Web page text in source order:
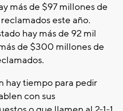
más de $97 millones de
este año.
hay más de 92 mil
de $300 millones de
hay tiempo para pedir
con sus